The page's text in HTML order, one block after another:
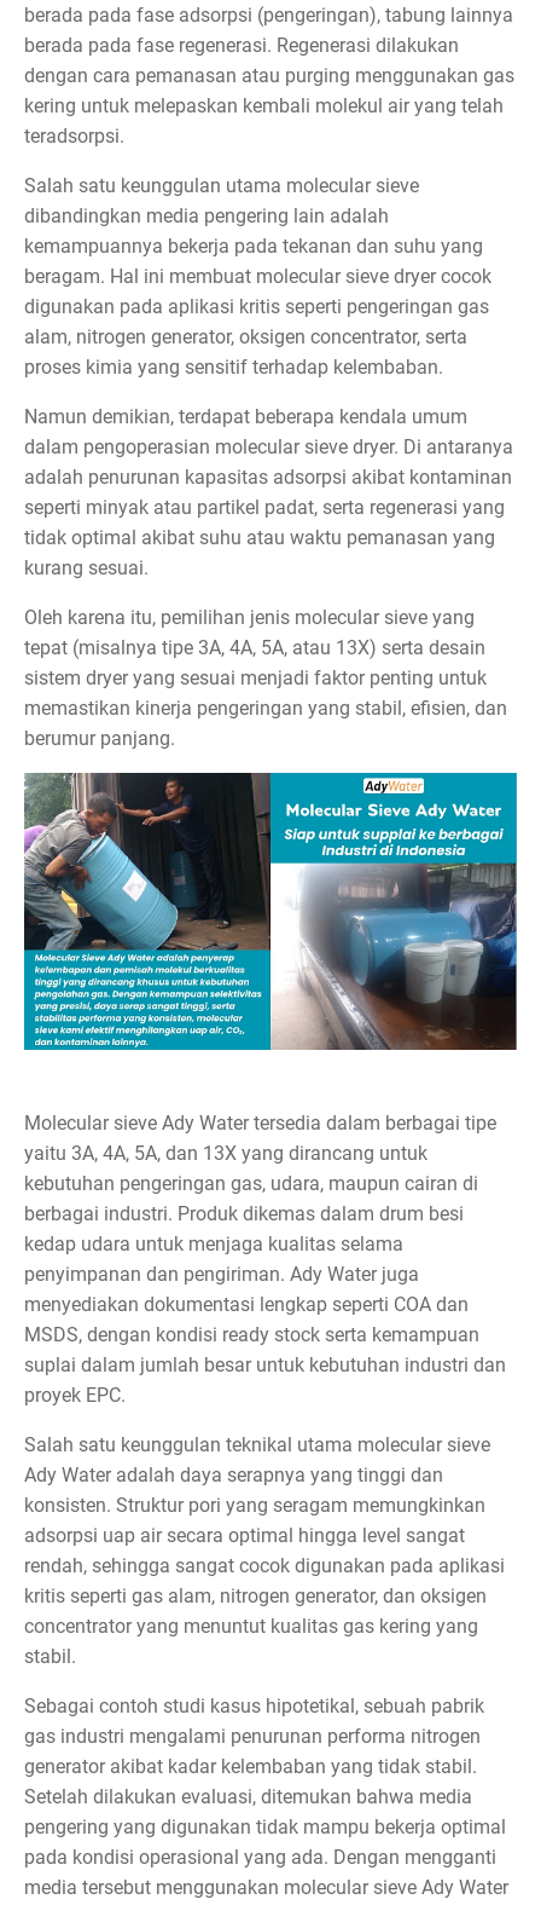
berada pada fase adsorpsi (pengeringan), tabung lainnya
berada pada fase regenerasi. Regenerasi dilakukan
dengan cara pemanasan atau purging menggunakan gas
kering untuk melepaskan kembali molekul air yang telah
teradsorpsi.
Salah satu keunggulan utama molecular sieve
dibandingkan media pengering lain adalah
kemampuannya bekerja pada tekanan dan suhu yang
beragam. Hal ini membuat molecular sieve dryer cocok
digunakan pada aplikasi kritis seperti pengeringan gas
alam, nitrogen generator, oksigen concentrator, serta
proses kimia yang sensitif terhadap kelembaban.
Namun demikian, terdapat beberapa kendala umum
dalam pengoperasian molecular sieve dryer. Di antaranya
adalah penurunan kapasitas adsorpsi akibat kontaminan
seperti minyak atau partikel padat, serta regenerasi yang
tidak optimal akibat suhu atau waktu pemanasan yang
kurang sesuai.
Oleh karena itu, pemilihan jenis molecular sieve yang
tepat (misalnya tipe 3A, 4A, 5A, atau 13X) serta desain
sistem dryer yang sesuai menjadi faktor penting untuk
memastikan kinerja pengeringan yang stabil, efisien, dan
berumur panjang.
Molecular sieve Ady Water tersedia dalam berbagai tipe
yaitu 3A, 4A, 5A, dan 13X yang dirancang untuk
kebutuhan pengeringan gas, udara, maupun cairan di
berbagai industri. Produk dikemas dalam drum besi
kedap udara untuk menjaga kualitas selama
penyimpanan dan pengiriman. Ady Water juga
menyediakan dokumentasi lengkap seperti COA dan
MSDS, dengan kondisi ready stock serta kemampuan
suplai dalam jumlah besar untuk kebutuhan industri dan
proyek EPC.
Salah satu keunggulan teknikal utama molecular sieve
Ady Water adalah daya serapnya yang tinggi dan
konsisten. Struktur pori yang seragam memungkinkan
adsorpsi uap air secara optimal hingga level sangat
rendah, sehingga sangat cocok digunakan pada aplikasi
kritis seperti gas alam, nitrogen generator, dan oksigen
concentrator yang menuntut kualitas gas kering yang
stabil.
Sebagai contoh studi kasus hipotetikal, sebuah pabrik
gas industri mengalami penurunan performa nitrogen
generator akibat kadar kelembaban yang tidak stabil.
Setelah dilakukan evaluasi, ditemukan bahwa media
pengering yang digunakan tidak mampu bekerja optimal
pada kondisi operasional yang ada. Dengan mengganti
media tersebut menggunakan molecular sieve Ady Water